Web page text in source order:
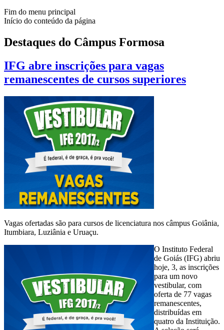
Fim do menu principal
Início do conteúdo da página
Destaques do Câmpus Formosa
IFG abre inscrições para vagas
remanescentes de cursos superiores
Vagas ofertadas são para cursos de licenciatura nos câmpus Goiânia,
Itumbiara, Luziânia e Uruaçu.
O Instituto Federal
de Goiás (IFG) abriu
hoje, 3, as inscrições
para um novo
vestibular, com
oferta de 77 vagas
remanescentes,
distribuídas em
quatro da Instituição.